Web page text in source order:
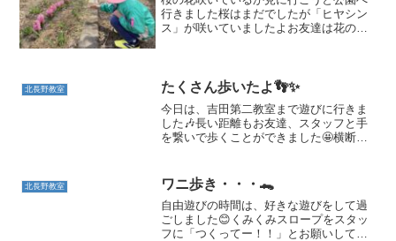
行きました桜はまだでしたが「ヒヤシン
ス」が咲いていましたよお友達は花の香
たら花壇が花いっぱいにな...
北長野教室 たくさん歩いたよ👣✨
今日は、吉田第二教室まで遊びに行きま
した🎶長い距離もお友達、スタッフと手
を繋いで歩くことができました🤩横断歩
ました！すごい😊お友達と手を繋いで歩
くこともできるようになり...
北長野教室 ワニ歩き・・・🐊
自由遊びの時間は、好きな遊びをして過
ごしました😊くみくみスロープをスタッ
フに「つくってー！！」とお願いしてい